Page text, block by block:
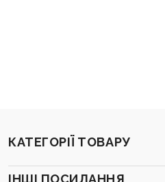
КАТЕГОРІЇ ТОВАРУ
ІНШІ ПОСИЛАННЯ